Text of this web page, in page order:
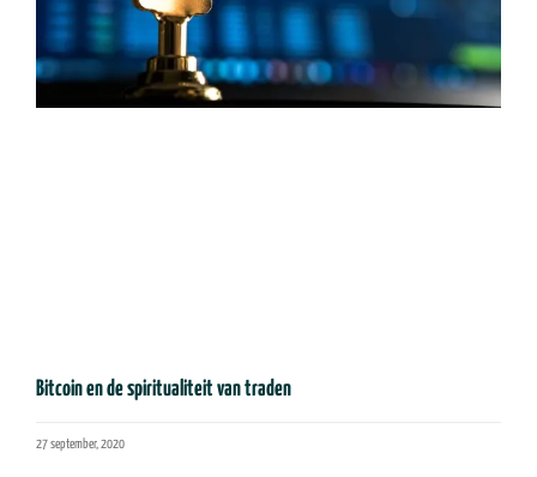
Bitcoin en de spiritualiteit van traden
27 september, 2020